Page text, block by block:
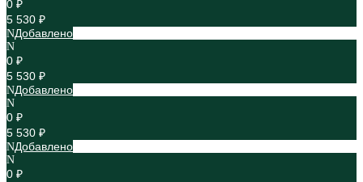
0 ₽
5 530 ₽
Добавлено
0 ₽
5 530 ₽
Добавлено
0 ₽
5 530 ₽
Добавлено
0 ₽